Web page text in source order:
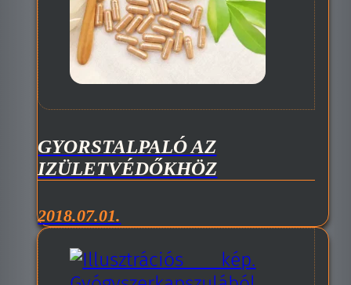
GYORSTALPALÓ AZ
IZÜLETVÉDŐKHÖZ
2018.07.01.